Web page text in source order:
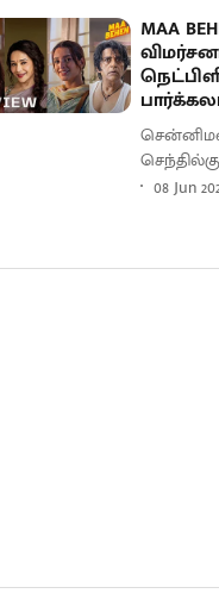
MAA
08 Jun